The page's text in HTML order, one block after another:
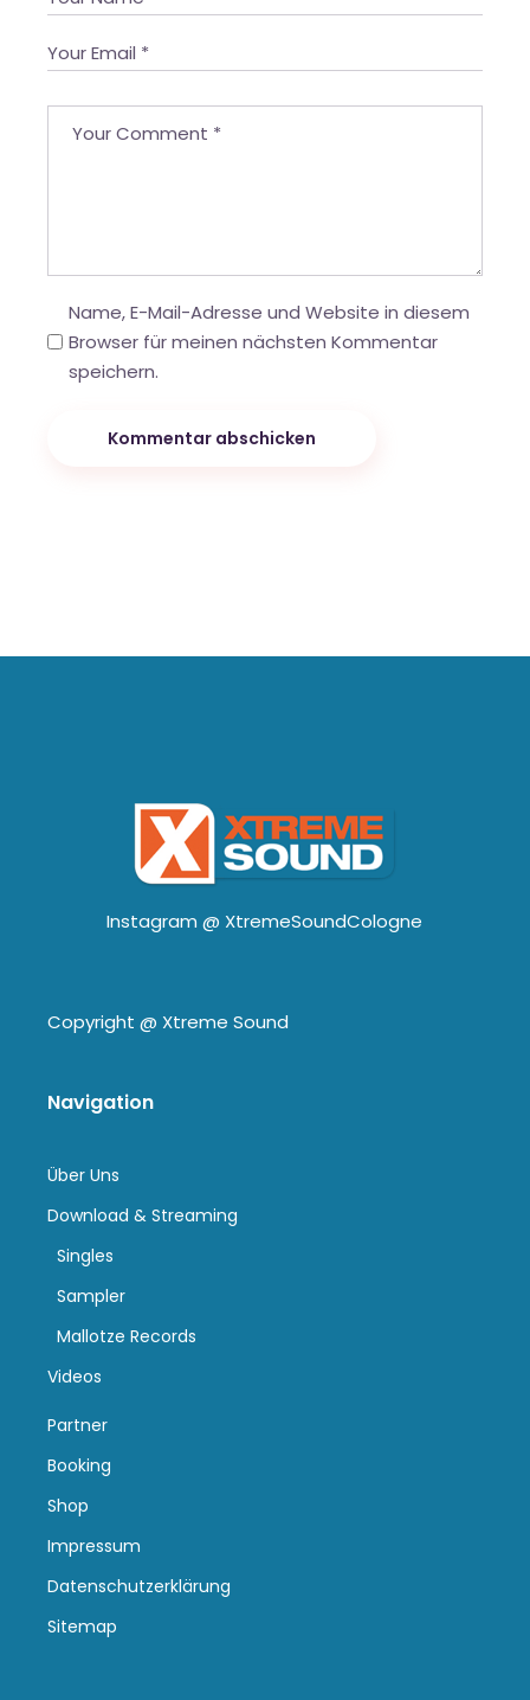
Name, E-Mail-Adresse und Website in diesem
Browser für meinen nächsten Kommentar
speichern.
Kommentar abschicken
Instagram @ XtremeSoundCologne
Copyright @ Xtreme Sound
Navigation
Über Uns
Download & Streaming
Singles
Sampler
Mallotze Records
Videos
Partner
Booking
Shop
Impressum
Datenschutzerklärung
Sitemap